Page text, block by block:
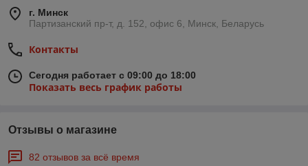
г. Минск
Партизанский пр-т, д. 152, офис 6, Минск, Беларусь
Контакты
Сегодня работает с 09:00 до 18:00
Показать весь график работы
Отзывы о магазине
82 отзывов за всё время